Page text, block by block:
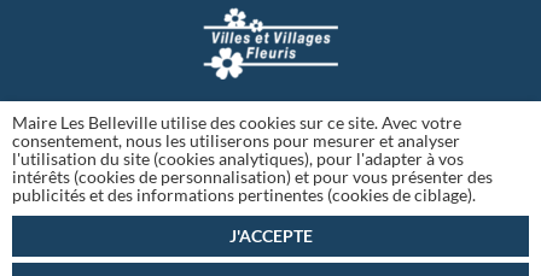
Maire Les Belleville utilise des cookies sur ce site. Avec votre
consentement, nous les utiliserons pour mesurer et analyser
l'utilisation du site (cookies analytiques), pour l'adapter à vos
intérêts (cookies de personnalisation) et pour vous présenter des
publicités et des informations pertinentes (cookies de ciblage).
J'ACCEPTE